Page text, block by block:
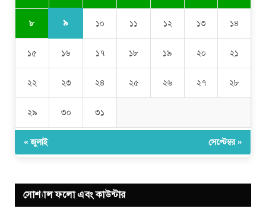
৮ ৯ ১০ ১১ ১২ ১৩ ১৪
১৫ ১৬ ১৭ ১৮ ১৯ ২০ ২১
২২ ২৩ ২৪ ২৫ ২৬ ২৭ ২৮
২৯ ৩০ ৩১
« জুলাই সেপ্টেম্বর »
সোশ্যাল ফলো এবং কাউন্টার